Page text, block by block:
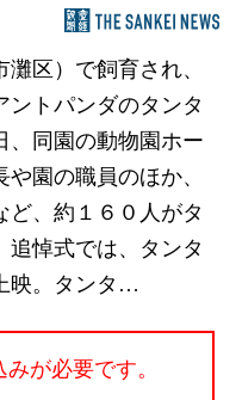
区）で飼育され、
ントパンダのタンタ
、同園の動物園ホー
園の職員のほか、
ど、約１６０人がタ
悼式では、タンタ
映。タンタ…
が必要です。